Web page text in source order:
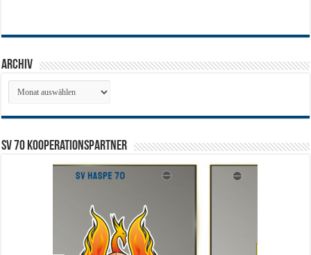
Archiv
Archiv
SV 70 Kooperationspartner